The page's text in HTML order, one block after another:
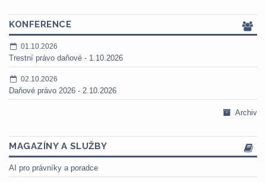
KONFERENCE
01.10.2026
Trestní právo daňové - 1.10.2026
02.10.2026
Daňové právo 2026 - 2.10.2026
Archiv
MAGAZÍNY A SLUŽBY
AI pro právníky a poradce